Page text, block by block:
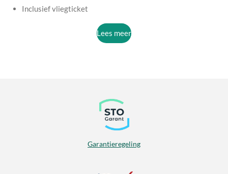
Inclusief vliegticket
Lees meer
Garantieregeling